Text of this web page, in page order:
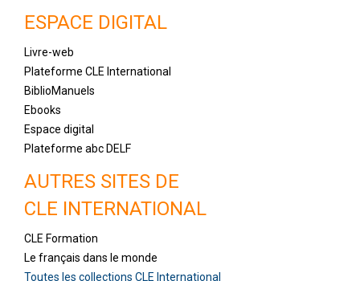
ESPACE DIGITAL
Livre-web
Plateforme CLE International
BiblioManuels
Ebooks
Espace digital
Plateforme abc DELF
AUTRES SITES DE
CLE INTERNATIONAL
CLE Formation
Le français dans le monde
Toutes les collections CLE International